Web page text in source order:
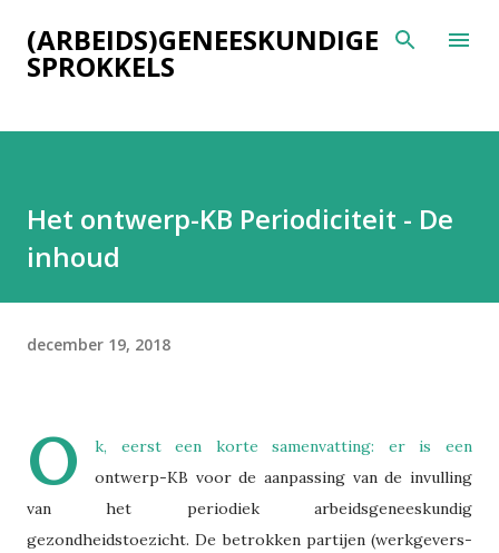
Doorgaan naar hoofdcontent
(ARBEIDS)GENEESKUNDIGE
SPROKKELS
Het ontwerp-KB Periodiciteit - De
inhoud
december 19, 2018
O
k, eerst een korte samenvatting: er is een
ontwerp-KB voor de aanpassing van de invulling
van het periodiek arbeidsgeneeskundig
gezondheidstoezicht. De betrokken partijen (werkgevers-